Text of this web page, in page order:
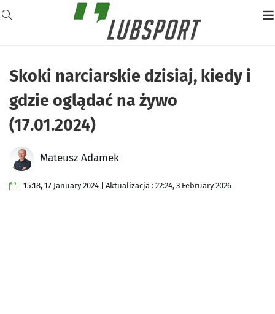
Skoki narciarskie dzisiaj, kiedy i
gdzie oglądać na żywo
(17.01.2024)
Mateusz Adamek
15:18, 17 January 2024 | Aktualizacja : 22:24, 3 February 2026